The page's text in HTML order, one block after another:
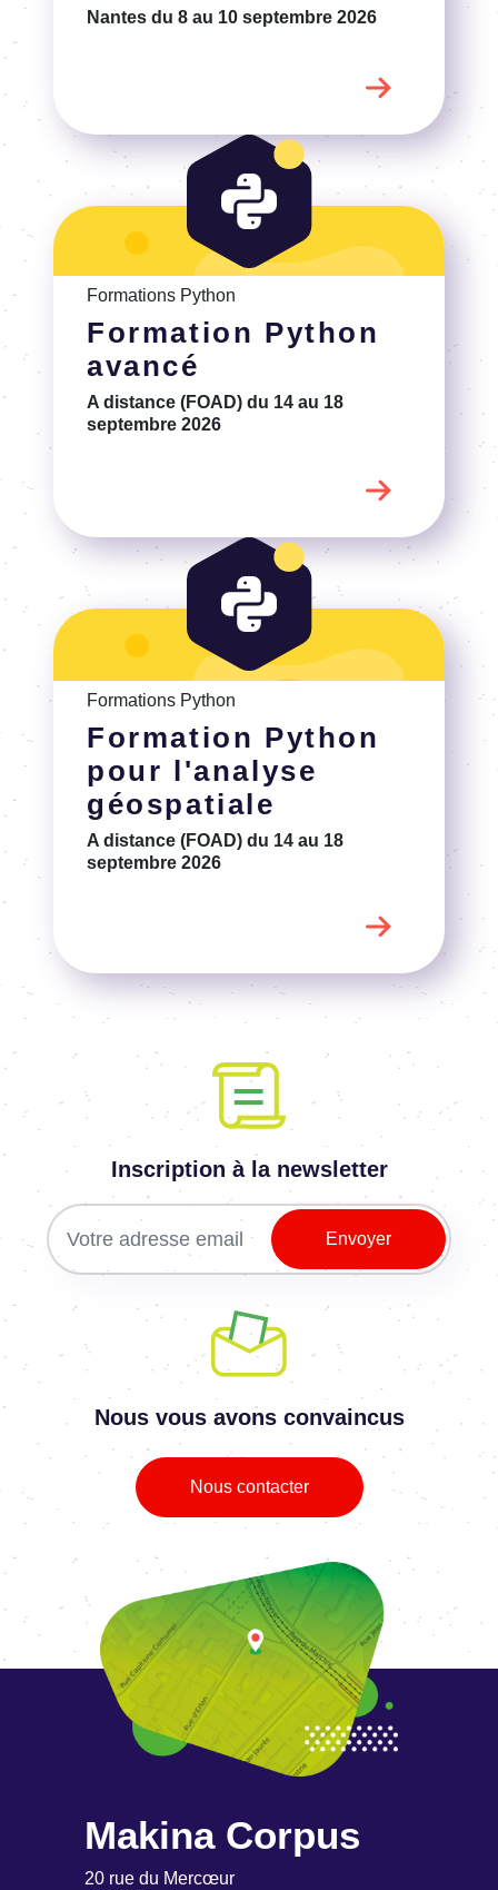
Nantes du 8 au 10 septembre 2026
Formations Python
Formation Python
avancé
A distance (FOAD) du 14 au 18
septembre 2026
Voir la Formation Python avancé
Formations Python
Formation Python
pour l'analyse
géospatiale
A distance (FOAD) du 14 au 18
septembre 2026
Voir la Formation Python pour l'analyse géospatiale
Inscription à la newsletter
Nous vous avons convaincus
Nous contacter
Makina Corpus
20 rue du Mercœur